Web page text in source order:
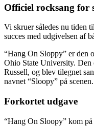
Officiel rocksang for
Vi skruer således nu tiden
succes med udgivelsen af
“Hang On Sloppy” er den
Ohio State University. Den
Russell, og blev tilegnet
navnet “Sloopy” på scenen.
Forkortet udgave
“Hang On Sloopy” kom